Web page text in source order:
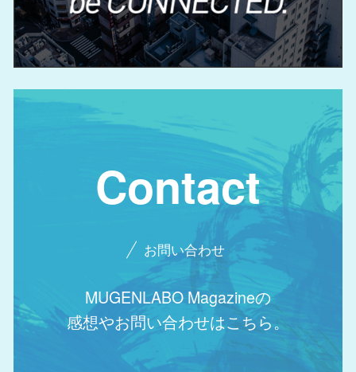
Contact
お問い合わせ
MUGENLABO Magazineの
感想やお問い合わせはこちら。